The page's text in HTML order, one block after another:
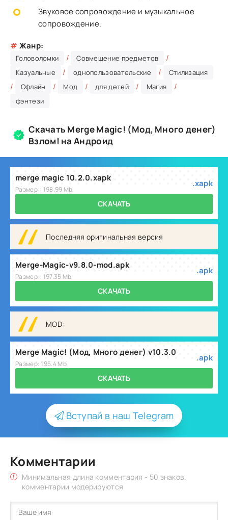
Звуковое сопровождение и музыкальное
сопровождение.
# Жанр:
Головоломки / Совмещение предметов /
Казуальные / однопользовательские / Стилизация
/ Офлайн / Мод / для детей / Магия /
фэнтези
Скачать Merge Magic! (Мод, Много денег)
Взлом! на Андроид
merge magic 10.2.0.xapk
Размер:: 198.99 Mb,
.xapk
СКАЧАТЬ
Последняя оригинальная версия
Merge-Magic-v9.8.0-mod.apk
Размер:: 197.35 Mb,
.apk
СКАЧАТЬ
MOD:
Merge Magic! (Мод, Много денег) v10.3.0
Размер: 195.4 Mb
.apk
СКАЧАТЬ
Вступай в наш Telegram
Комментарии
Минимальная длина комментария - 50 знаков.
комментарии модерируются